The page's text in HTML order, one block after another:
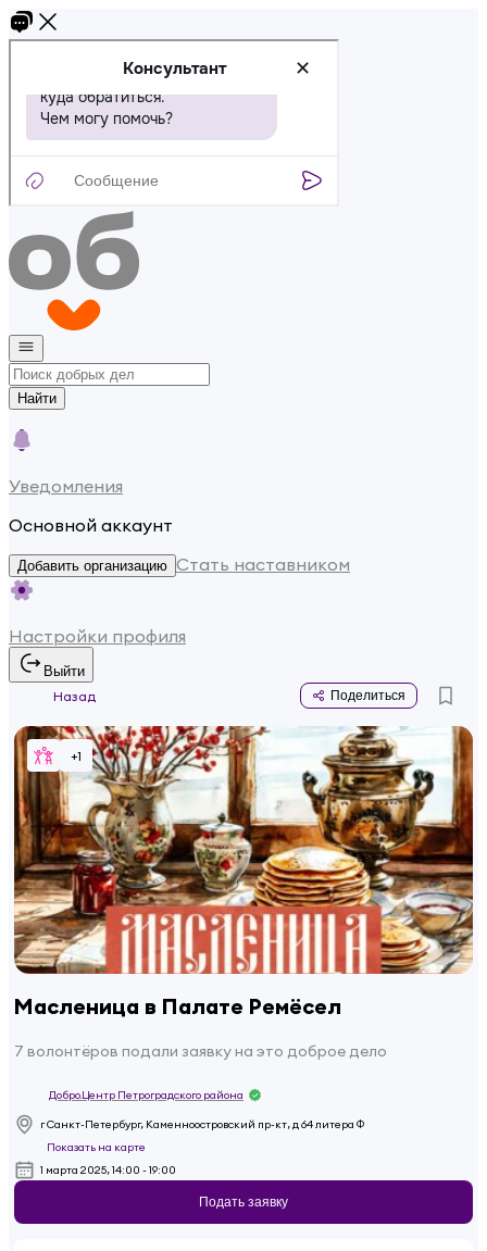
Найти
Уведомления
Основной аккаунт
Добавить организацию Стать наставником
Настройки профиля
Выйти
Назад
Поделиться
+1
Масленица в Палате Ремёсел
7 волонтёров подали заявку на это доброе дело
Добро.Центр Петроградского района
г Санкт-Петербург, Каменноостровский пр-кт, д 64 литера Ф
Показать на карте
1 марта 2025, 14:00 - 19:00
Подать заявку